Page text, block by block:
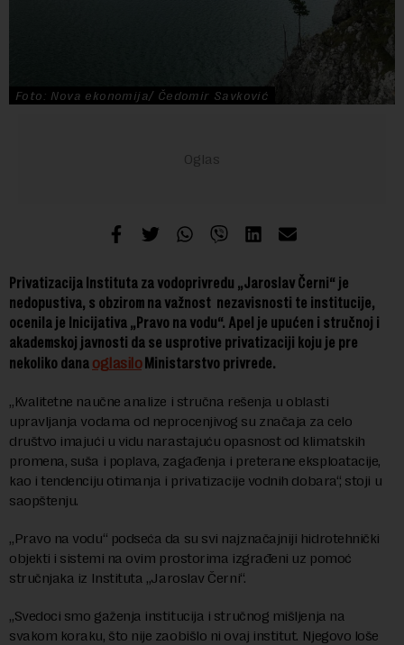
Foto: Nova ekonomija/ Čedomir Savković
Privatizacija Instituta za vodoprivredu „Jaroslav Černi“ je
nedopustiva, s obzirom na važnost nezavisnosti te institucije,
ocenila je Inicijativa „Pravo na vodu“. Apel je upućen i stručnoj i
akademskoj javnosti da se usprotive privatizaciji koju je pre
nekoliko dana oglasiloMinistarstvo privrede.
„Kvalitetne naučne analize i stručna rešenja u oblasti
upravljanja vodama od neprocenjivog su značaja za celo
društvo imajući u vidu narastajuću opasnost od klimatskih
promena, suša i poplava, zagađenja i preterane eksploatacije,
kao i tendenciju otimanja i privatizacije vodnih dobara“, stoji u
saopštenju.
„Pravo na vodu“ podseća da su svi najznačajniji hidrotehnički
objekti i sistemi na ovim prostorima izgrađeni uz pomoć
stručnjaka iz Instituta „Jaroslav Černi“.
„Svedoci smo gaženja institucija i stručnog mišljenja na
svakom koraku, što nije zaobišlo ni ovaj institut. Njegovo loše